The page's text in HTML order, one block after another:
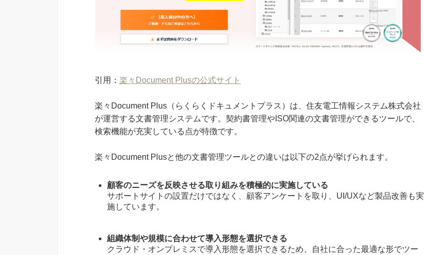
引用： 楽々Document Plusの公式サイト
楽々Document Plus（らくらくドキュメントプラス）は、住友電工情報システム株式会社
が運営する文書管理システムです。契約書管理やISO関連の文書管理ができるツールで、
検索機能が充実している点が特徴です。
楽々Document Plusと他の文書管理ツールとの違いは以下の2点が挙げられます。
顧客のニーズを反映させる取り組みを積極的に実施している
サポートサイトの設置だけではなく、顧客アンケートを取り、UI/UXなど製品改善も実
施しています。
組織体制や規模に合わせて導入形態を選択できる
クラウド・オンプレミスで導入形態を選択できるため、自社に合った最適な形でツー